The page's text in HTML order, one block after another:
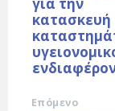
κατασκευή
Επόμενο